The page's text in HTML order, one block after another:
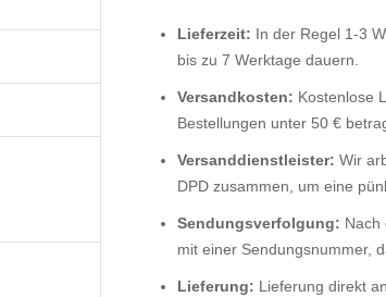
Lieferzeit: In der Regel 1-3
bis zu 7 Werktage dauern.
Versandkosten: Kostenlose
Bestellungen unter 50 €
Versanddienstleister: Wir
DPD zusammen, um eine
Sendungsverfolgung: Nach
mit einer Sendungsnummer,
Lieferung: Lieferung direkt